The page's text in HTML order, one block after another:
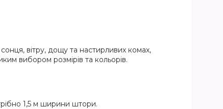
вітру, дощу та настирливих комах,
вибором розмірів та кольорів.
1,5 м ширини штори.